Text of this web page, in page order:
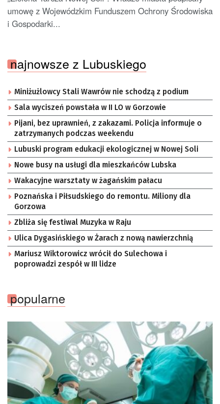
umowę z Wojewódzkim Funduszem Ochrony Środowiska
i Gospodarki...
najnowsze z Lubuskiego
Miniżużlowcy Stali Wawrów nie schodzą z podium
Sala wyciszeń powstała w II LO w Gorzowie
Pijani, bez uprawnień, z zakazami. Policja informuje o
zatrzymanych podczas weekendu
Lubuski program edukacji ekologicznej w Nowej Soli
Nowe busy na usługi dla mieszkańców Lubska
Wakacyjne warsztaty w żagańskim pałacu
Poznańska i Piłsudskiego do remontu. Miliony dla
Gorzowa
Zbliża się festiwal Muzyka w Raju
Ulica Dygasińskiego w Żarach z nową nawierzchnią
Mariusz Wiktorowicz wrócił do Sulechowa i
poprowadzi zespół w III lidze
popularne